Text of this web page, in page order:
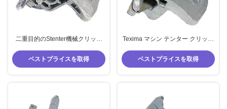
二重目的のStenter機械クリップ
合金材料
ベストプライスを取得
Texima マシン テンター クリップ
ル テンター スペアパーツ
ベストプライスを取得